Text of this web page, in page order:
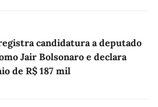
candidatura a deputado
Jair Bolsonaro e declara
de R$ 187 mil